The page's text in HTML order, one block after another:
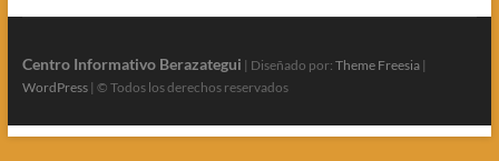
Centro Informativo Berazategui | Diseñado por: Theme Freesia|
WordPress| © Todos los derechos reservados